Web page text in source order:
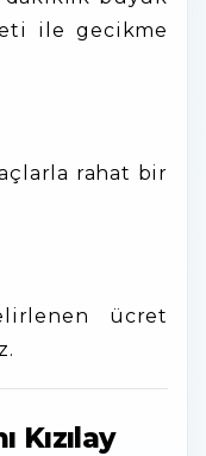
ile gecikme
rahat bir
ücret
Kızılay